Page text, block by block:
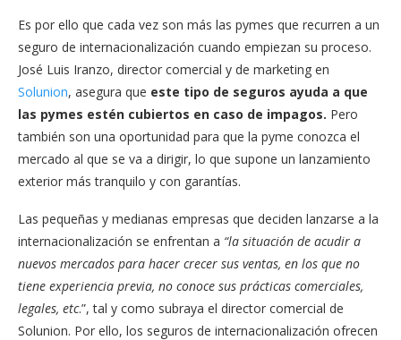
Es por ello que cada vez son más las pymes que recurren a un
seguro de internacionalización cuando empiezan su proceso.
José Luis Iranzo, director comercial y de marketing en
Solunion, asegura que este tipo de seguros ayuda a que
las pymes estén cubiertos en caso de impagos. Pero
también son una oportunidad para que la pyme conozca el
mercado al que se va a dirigir, lo que supone un lanzamiento
exterior más tranquilo y con garantías.
Las pequeñas y medianas empresas que deciden lanzarse a la
internacionalización se enfrentan a “la situación de acudir a
nuevos mercados para hacer crecer sus ventas, en los que no
tiene experiencia previa, no conoce sus prácticas comerciales,
legales, etc.”, tal y como subraya el director comercial de
Solunion. Por ello, los seguros de internacionalización ofrecen